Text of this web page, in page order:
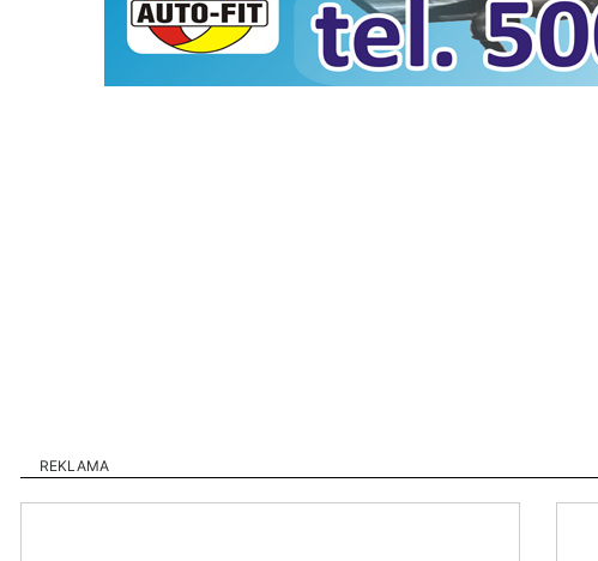
REKLAMA